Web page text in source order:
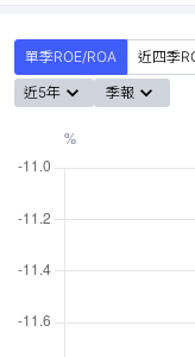
單季ROE/ROA
近四季
近5年
季報